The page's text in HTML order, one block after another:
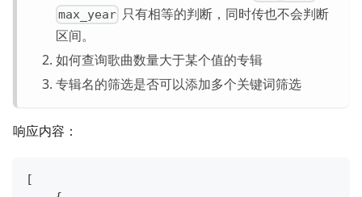
max_year 只有相等的判断，同时传也不会判断
区间。
如何查询歌曲数量大于某个值的专辑
专辑名的筛选是否可以添加多个关键词筛选
响应内容：
[